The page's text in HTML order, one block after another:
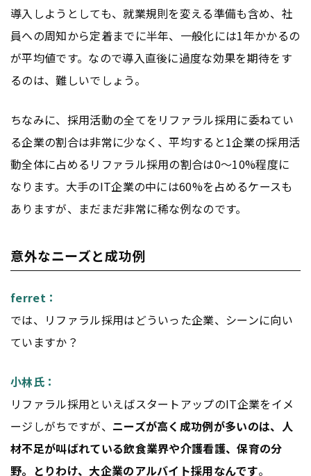
導入しようとしても、就業規則を変える準備も含め、社
員への周知から定着までに半年、一般化には1年かかるの
が平均値です。なので導入直後に過度な効果を期待をす
るのは、難しいでしょう。
ちなみに、採用活動の全てをリファラル採用に委ねてい
る企業の割合は非常に少なく、平均すると1企業の採用活
動全体に占めるリファラル採用の割合は0〜10%程度に
なります。大手のIT企業の中には60%を占めるケースも
ありますが、まだまだ非常に稀な例なのです。
意外なニーズと成功例
ferret：
では、リファラル採用はどういった企業、シーンに向い
ていますか？
小林氏：
リファラル採用といえばスタートアップのIT企業をイメ
ージしがちですが、 ニーズが高く成功例が多いのは、人
材不足が叫ばれている飲食業界や介護看護、保育の分
野。とりわけ、大企業のアルバイト採用なんです。